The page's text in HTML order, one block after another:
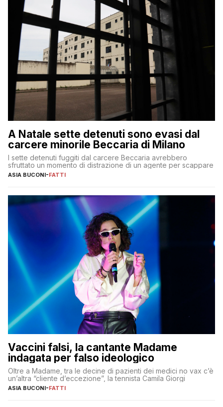
A Natale sette detenuti sono evasi dal
carcere minorile Beccaria di Milano
I sette detenuti fuggiti dal carcere Beccaria avrebbero
sfruttato un momento di distrazione di un agente per scappare
ASIA BUCONI-FATTI
Vaccini falsi, la cantante Madame
indagata per falso ideologico
Oltre a Madame, tra le decine di pazienti dei medici no vax c’è
un’altra “cliente d’eccezione”, la tennista Camila Giorgi
ASIA BUCONI-FATTI